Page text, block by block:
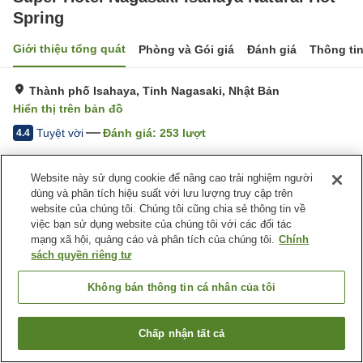
Spring
Giới thiệu tổng quát Phòng và Gói giá Đánh giá Thông
Thành phố Isahaya, Tỉnh Nagasaki, Nhật Bản
Hiển thị trên bản đồ
4.4 Tuyệt vời Đánh giá: 253 lượt
Trang chủ Nhật Bản Tỉnh Nagasaki
Thành phố Isahaya
Super Hotel Nagasaki Isahaya Natural Hot Spring
Tìm phòng trống
Website này sử dụng cookie để nâng cao trải nghiệm người
dùng và phân tích hiệu suất với lưu lượng truy cập trên
website của chúng tôi. Chúng tôi cũng chia sẻ thông tin về
việc bạn sử dụng website của chúng tôi với các đối tác
mạng xã hội, quảng cáo và phân tích của chúng tôi. Chính
sách quyền riêng tư
Không bán thông tin cá nhân của tôi
Chấp nhận tất cả